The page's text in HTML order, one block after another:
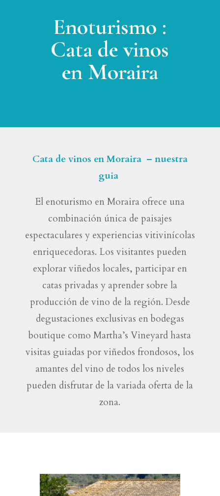
Enoturismo :
Cata de vinos
en Moraira
Cata de vinos en Moraira – nuestra
guia
El enoturismo en Moraira ofrece una
combinación única de paisajes
espectaculares y experiencias vitivinícolas
enriquecedoras. Los visitantes pueden
explorar viñedos locales, participar en
catas privadas y aprender sobre la
producción de vino de la región. Desde
degustaciones exclusivas en bodegas
boutique como Martha’s Vineyard hasta
visitas guiadas por viñedos frondosos, los
amantes del vino de todos los niveles
pueden disfrutar de la variada oferta de la
zona.